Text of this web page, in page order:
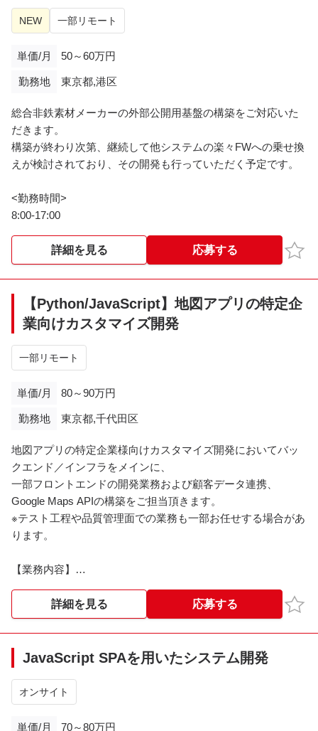
NEW 一部リモート
単価/月 50～60万円
勤務地 東京都,港区
総合非鉄素材メーカーの外部公開用基盤の構築をご対応いた
だきます。
構築が終わり次第、継続して他システムの楽々FWへの乗せ換
えが検討されており、その開発も行っていただく予定です。
<勤務時間>
8:00-17:00
詳細を見る 応募する お気
【Python/JavaScript】地図アプリの特定企
業向けカスタマイズ開発
一部リモート
単価/月 80～90万円
勤務地 東京都,千代田区
地図アプリの特定企業様向けカスタマイズ開発においてバッ
クエンド／インフラをメインに、
一部フロントエンドの開発業務および顧客データ連携、
Google Maps APIの構築をご担当頂きます。
※テスト工程や品質管理面での業務も一部お任せする場合があ
ります。
【業務内容】
エンドも含む）
・顧客データとの連携
・Google Maps APIの構築
・テスト工程および品質管理業務
・AIを活用したプロジェクト推進への協力（社員エンジニア
の試みへの協力）
【作業工程】
詳細を見る 応募する お気
JavaScript SPAを用いたシステム開発
オンサイト
単価/月 70～80万円